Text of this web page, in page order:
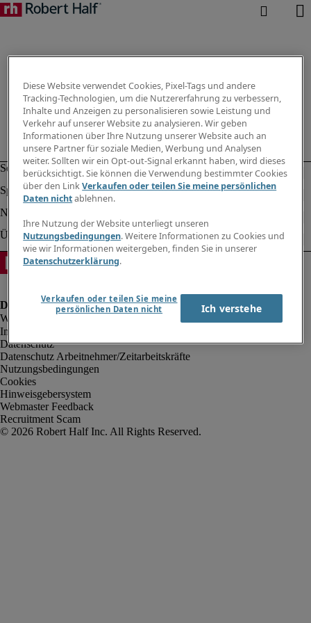
Impressum
Datenschutz
Datenschutz Arbeitnehmer/Zeitarbeitskräfte
Nutzungsbedingungen
Cookies
Hinweisgebersystem
Webmaster Feedback
Recruitment Scam
Diese Website verwendet Cookies, Pixel-Tags und andere
Tracking-Technologien, um die Nutzererfahrung zu verbessern,
Inhalte und Anzeigen zu personalisieren sowie Leistung und
Verkehr auf unserer Website zu analysieren. Wir geben
Informationen über Ihre Nutzung unserer Website auch an
unsere Partner für soziale Medien, Werbung und Analysen
weiter. Sollten wir ein Opt-out-Signal erkannt haben, wird dieses
berücksichtigt. Sie können die Verwendung bestimmter Cookies
über den LinkVerkaufen oder teilen Sie meine persönlichen
Daten nichtablehnen.
Ihre Nutzung der Website unterliegt unseren
Nutzungsbedingungen. Weitere Informationen zu Cookies und
wie wir Informationen weitergeben, finden Sie in unserer
Datenschutzerklärung.
Verkaufen oder teilen Sie meine
persönlichen Daten nicht
Ich verstehe